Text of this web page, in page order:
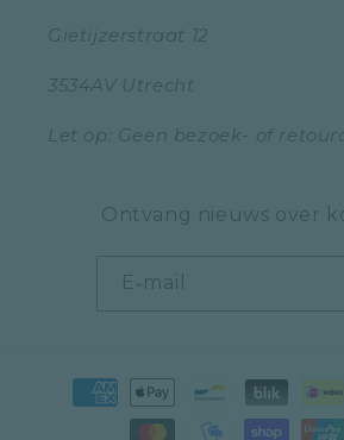
Gietijzerstraat 12
3534AV Utrecht
Let op: Geen bezoek- of
Ontvang nieuws over
E‑mail
Betaalmethoden